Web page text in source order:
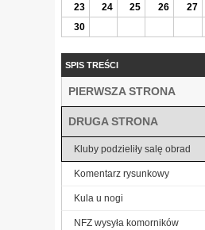
23
24 25 26 27
30
SPIS TREŚCI
PIERWSZA STRONA
DRUGA STRONA
Kluby podzieliły salę obrad
Komentarz rysunkowy
Kula u nogi
NFZ wysyła komorników